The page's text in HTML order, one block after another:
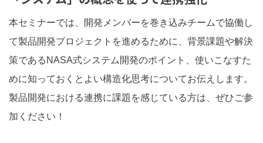
本セミナーでは、開発メンバーを巻き込みチームで協働し
て製品開発プロジェクトを進めるために、背景課題や解決
策であるNASA式システム開発のポイント、使いこなすた
めに知っておくとよい構造化思考についてお伝えします。
製品開発における連携に課題を感じている方は、ぜひご参
加ください！